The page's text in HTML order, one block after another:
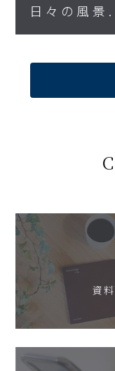
日々の風景
資